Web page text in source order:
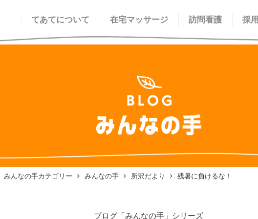
てあてについて 在宅マッサージ 訪問看護 採
みんなの手カテゴリー みんなの手 所沢だより 残暑に負けるな！
ブログ「みんなの手」シリーズ